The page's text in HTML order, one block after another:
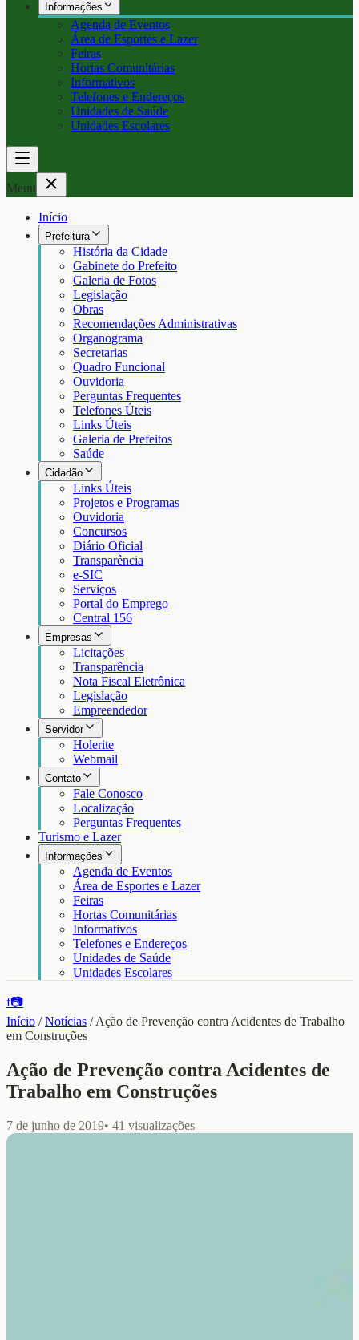
Informações
Agenda de Eventos
Área de Esportes e Lazer
Feiras
Hortas Comunitárias
Informativos
Telefones e Endereços
Unidades de Saúde
Unidades Escolares
Menu
Início
Prefeitura
História da Cidade
Gabinete do Prefeito
Galeria de Fotos
Legislação
Obras
Recomendações Administrativas
Organograma
Secretarias
Quadro Funcional
Ouvidoria
Perguntas Frequentes
Telefones Úteis
Links Úteis
Galeria de Prefeitos
Saúde
Cidadão
Links Úteis
Projetos e Programas
Ouvidoria
Concursos
Diário Oficial
Transparência
e-SIC
Serviços
Portal do Emprego
Central 156
Empresas
Licitações
Transparência
Nota Fiscal Eletrônica
Legislação
Empreendedor
Servidor
Holerite
Webmail
Contato
Fale Conosco
Localização
Perguntas Frequentes
Turismo e Lazer
Informações
Agenda de Eventos
Área de Esportes e Lazer
Feiras
Hortas Comunitárias
Informativos
Telefones e Endereços
Unidades de Saúde
Unidades Escolares
f📷
Início /Notícias /Ação de Prevenção contra Acidentes de Trabalho
em Construções
Ação de Prevenção contra Acidentes de
Trabalho em Construções
7 de junho de 2019• 41 visualizações